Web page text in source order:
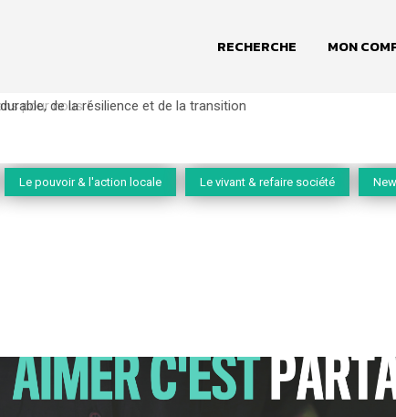
RECHERCHE MON
de la résilience et de la transition
Le pouvoir & l'action locale Le vivant & refaire société